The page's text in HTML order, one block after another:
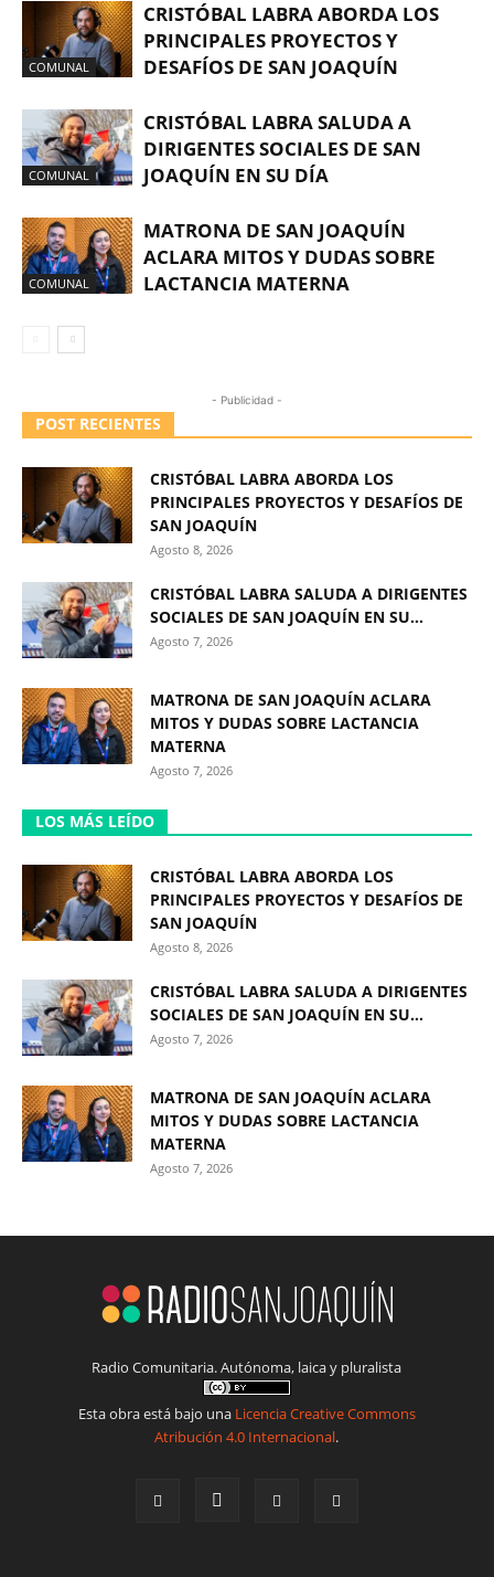
COMUNAL
CRISTÓBAL LABRA ABORDA LOS
PRINCIPALES PROYECTOS Y
DESAFÍOS DE SAN JOAQUÍN
COMUNAL
CRISTÓBAL LABRA SALUDA A
DIRIGENTES SOCIALES DE SAN
JOAQUÍN EN SU DÍA
COMUNAL
MATRONA DE SAN JOAQUÍN
ACLARA MITOS Y DUDAS SOBRE
LACTANCIA MATERNA
- Publicidad -
POST RECIENTES
CRISTÓBAL LABRA ABORDA LOS
PRINCIPALES PROYECTOS Y DESAFÍOS DE
SAN JOAQUÍN
Agosto 8, 2026
CRISTÓBAL LABRA SALUDA A DIRIGENTES
SOCIALES DE SAN JOAQUÍN EN SU...
Agosto 7, 2026
MATRONA DE SAN JOAQUÍN ACLARA
MITOS Y DUDAS SOBRE LACTANCIA
MATERNA
Agosto 7, 2026
LOS MÁS LEÍDO
CRISTÓBAL LABRA ABORDA LOS
PRINCIPALES PROYECTOS Y DESAFÍOS DE
SAN JOAQUÍN
Agosto 8, 2026
CRISTÓBAL LABRA SALUDA A DIRIGENTES
SOCIALES DE SAN JOAQUÍN EN SU...
Agosto 7, 2026
MATRONA DE SAN JOAQUÍN ACLARA
MITOS Y DUDAS SOBRE LACTANCIA
MATERNA
Agosto 7, 2026
Radio Comunitaria. Autónoma, laica y pluralista
Esta obra está bajo una Licencia Creative Commons
Atribución 4.0 Internacional.